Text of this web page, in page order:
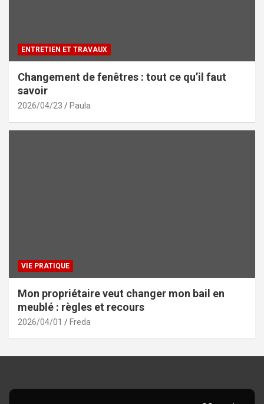
ENTRETIEN ET TRAVAUX
Changement de fenêtres : tout ce qu’il faut
savoir
2026/04/23 Paula
VIE PRATIQUE
Mon propriétaire veut changer mon bail en
meublé : règles et recours
2026/04/01 Freda